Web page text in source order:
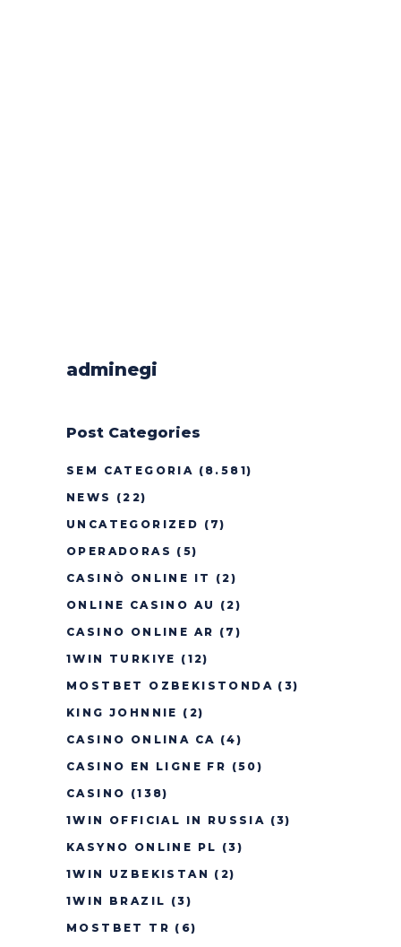
adminegi
Post Categories
SEM CATEGORIA (8.581)
NEWS
(22)
UNCATEGORIZED (7)
OPERADORAS (5)
CASINÒ ONLINE IT
(2)
ONLINE CASINO AU
(2)
CASINO ONLINE AR (7)
1WIN TURKIYE (12)
MOSTBET OZBEKISTONDA (3)
KING JOHNNIE (2)
CASINO ONLINA CA (4)
CASINO EN LIGNE FR (50)
CASINO (138)
1WIN OFFICIAL IN RUSSIA (3)
KASYNO ONLINE PL (3)
1WIN UZBEKISTAN (2)
1WIN BRAZIL (3)
MOSTBET TR (6)